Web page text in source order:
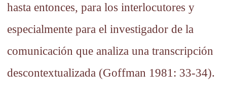
hasta entonces, para los interlocutores y
especialmente para el investigador de la
comunicación que analiza una transcripción
descontextualizada (Goffman 1981: 33-34).